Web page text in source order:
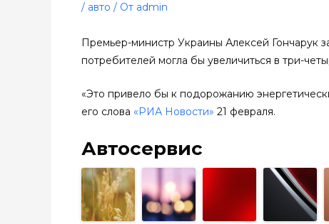
/ авто / От admin
Премьер-министр Украины Алексей Гончарук
потребителей могла бы увеличиться в три-
«Это привело бы к подорожанию
его слова «РИА Новости» 21 февраля.
Автосервис